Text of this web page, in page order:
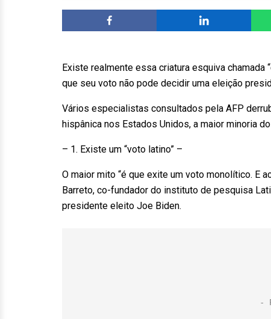
Existe realmente essa criatura esquiva chamada
que seu voto não pode decidir uma eleição
Vários especialistas consultados pela AFP
hispânica nos Estados Unidos, a maior minoria
– 1. Existe um “voto latino” –
O maior mito “é que exite um voto monolítico. E
Barreto, co-fundador do instituto de pesquisa
presidente eleito Joe Biden.